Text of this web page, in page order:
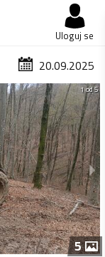
Uloguj se
20.09.2025
1 od 5
5